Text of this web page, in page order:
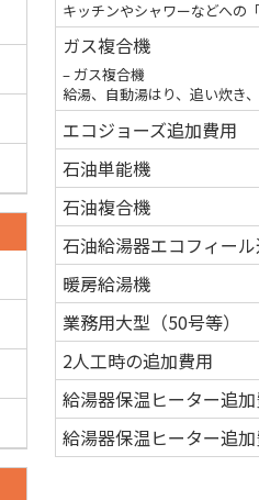
キッチンやシャワーなどへの
ガス複合機
– ガス複合機
給湯、自動湯はり、追い炊き
エコジョーズ追加費用
石油単能機
石油複合機
石油給湯器エコフィー
暖房給湯機
業務用大型（50号等）
2人工時の追加費用
給湯器保温ヒーター追加
給湯器保温ヒーター追加